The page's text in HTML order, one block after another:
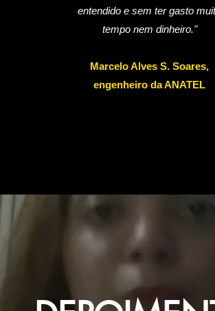
entendido e sem ter gasto
tempo nem dinheiro."
Marcelo Alves S. Soares,
engenheiro da ANATEL